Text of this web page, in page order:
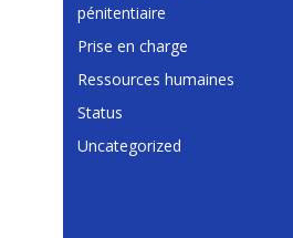
pénitentiaire
Prise en charge
Ressources humaines
Status
Uncategorized